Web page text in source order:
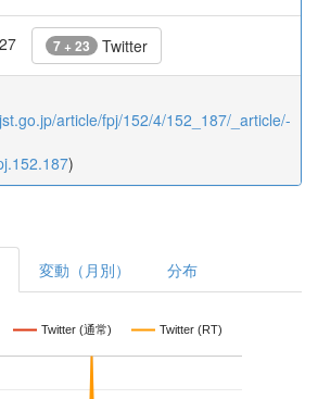
7 + 23 Twitter
article/fpj/152/4/152_187/_article/-
)
変動（月別） 分布
Twitter (通常) Twitter (RT)